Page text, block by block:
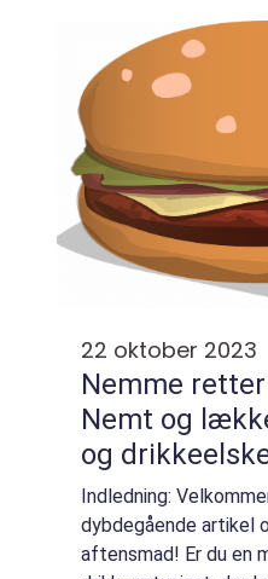
måltid, som mange
dag,...
22 oktober 2023
Nemme
Nemt og
og
Indledning:
dybdegående artikel
aftensmad! Er du en